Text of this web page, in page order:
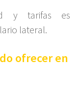
y tarifas es
lateral.
ofrecer en